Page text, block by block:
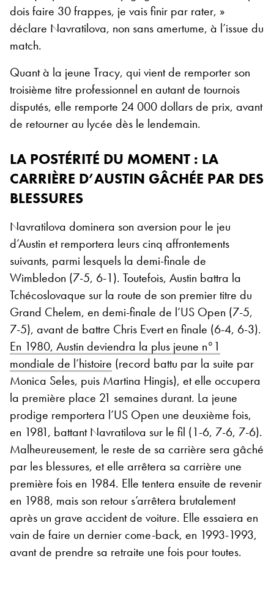
dois faire 30 frappes, je vais finir par rater, »
déclare Navratilova, non sans amertume, à l’issue du
match.
Quant à la jeune Tracy, qui vient de remporter son
troisième titre professionnel en autant de tournois
disputés, elle remporte 24 000 dollars de prix, avant
de retourner au lycée dès le lendemain.
LA POSTÉRITÉ DU MOMENT : LA
CARRIÈRE D’AUSTIN GÂCHÉE PAR DES
BLESSURES
Navratilova dominera son aversion pour le jeu
d’Austin et remportera leurs cinq affrontements
suivants, parmi lesquels la demi-finale de
Wimbledon (7-5, 6-1). Toutefois, Austin battra la
Tchécoslovaque sur la route de son premier titre du
Grand Chelem, en demi-finale de l’US Open (7-5,
7-5), avant de battre Chris Evert en finale (6-4, 6-3).
En 1980, Austin deviendra la plus jeune n°1
mondiale de l’histoire (record battu par la suite par
Monica Seles, puis Martina Hingis), et elle occupera
la première place 21 semaines durant. La jeune
prodige remportera l’US Open une deuxième fois,
en 1981, battant Navratilova sur le fil (1-6, 7-6, 7-6).
Malheureusement, le reste de sa carrière sera gâché
par les blessures, et elle arrêtera sa carrière une
première fois en 1984. Elle tentera ensuite de revenir
en 1988, mais son retour s’arrêtera brutalement
après un grave accident de voiture. Elle essaiera en
vain de faire un dernier come-back, en 1993-1993,
avant de prendre sa retraite une fois pour toutes.